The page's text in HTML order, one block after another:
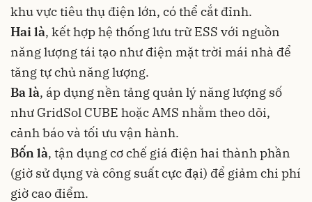
khu vực tiêu thụ điện lớn, có thể cắt đỉnh.
Hai là, kết hợp hệ thống lưu trữ ESS với nguồn
năng lượng tái tạo như điện mặt trời mái nhà để
tăng tự chủ năng lượng.
Ba là, áp dụng nền tảng quản lý năng lượng số
như GridSol CUBE hoặc AMS nhằm theo dõi,
cảnh báo và tối ưu vận hành.
Bốn là, tận dụng cơ chế giá điện hai thành phần
(giờ sử dụng và công suất cực đại) để giảm chi phí
giờ cao điểm.